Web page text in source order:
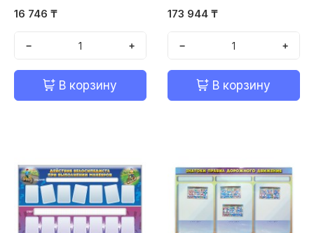
16 746 ₸
− +
В корзину
фрагментов-заданий
173 944 ₸
− +
В корзину